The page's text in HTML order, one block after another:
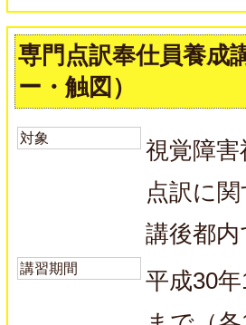
専門点訳奉仕員養成
ー・触図）
対象
視覚障
点訳に
講後都
講習期間
平成30